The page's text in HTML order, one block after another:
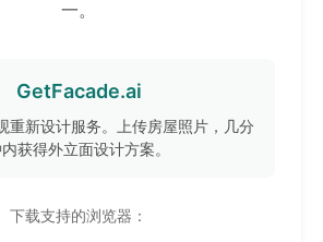
一。
GetFacade.ai
重新设计服务。上传房屋照片，几分
获得外立面设计方案。
下载支持的浏览器：